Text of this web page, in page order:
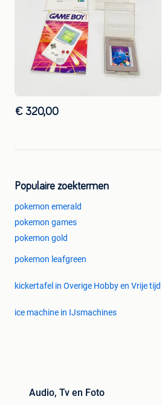
€ 320,00
Populaire zoektermen
pokemon emerald
pokemon games
pokemon gold
pokemon leafgreen
kickertafel in Overige Hobby en Vrije tijd
ice machine in IJsmachines
Audio, Tv en Foto